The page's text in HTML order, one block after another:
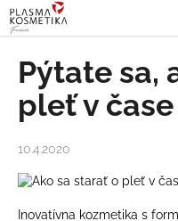
Prejsť
na
obsah
Pýtate sa,
pleť v
10.4.2020
Inovatívna kozmetika s
K
o
Č
o
p
o
t
r